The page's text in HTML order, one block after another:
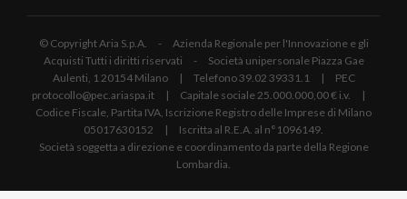
© Copyright Aria S.p.A. - Azienda Regionale per l'Innovazione e gli
Acquisti Tutti i diritti riservati - Società unipersonale Piazza Gae
Aulenti, 1 20154 Milano | Telefono 39.02 39331.1 | PEC
protocollo@pec.ariaspa.it | Capitale sociale 25.000.000,00 € i.v. |
Codice Fiscale, Partita IVA, Iscrizione Registro delle Imprese di Milano
05017630152 | Iscritta al R.E.A. al n°1096149.
Società soggetta a direzione e coordinamento da parte della Regione
Lombardia.